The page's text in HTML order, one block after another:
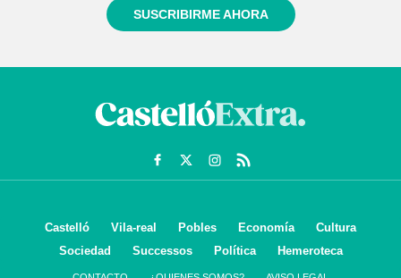
SUSCRIBIRME AHORA
Castelló Vila-real Pobles Economía
Cultura
Sociedad
Successos Política Hemeroteca